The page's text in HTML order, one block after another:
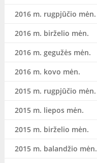
2016 m. rugpjūčio mėn.
2016 m. birželio mėn.
2016 m. gegužės mėn.
2016 m. kovo mėn.
2015 m. rugpjūčio mėn.
2015 m. liepos mėn.
2015 m. birželio mėn.
2015 m. balandžio mėn.